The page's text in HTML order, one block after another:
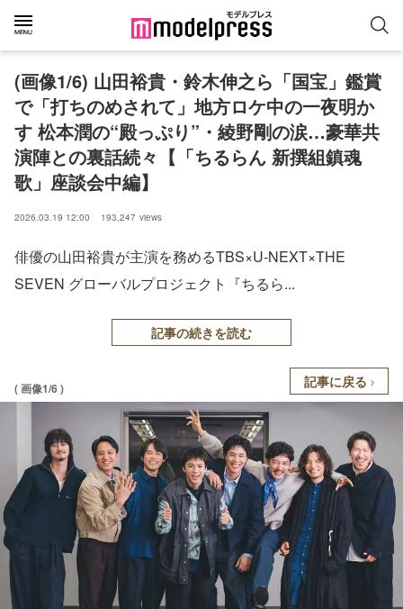
(画像1/6) 山田裕貴・鈴木伸之ら「国宝」鑑賞
で「打ちのめされて」地方ロケ中の一夜明か
す 松本潤の“殿っぷり”・綾野剛の涙…豪華共
演陣との裏話続々【「ちるらん 新撰組鎮魂
歌」座談会中編】
2026.03.19 12:00 193,247 views
俳優の山田裕貴が主演を務めるTBS×U-NEXT×THE
SEVEN グローバルプロジェクト『ちるら...
記事の続きを読む
( 画像1/6 ) 記事に戻る